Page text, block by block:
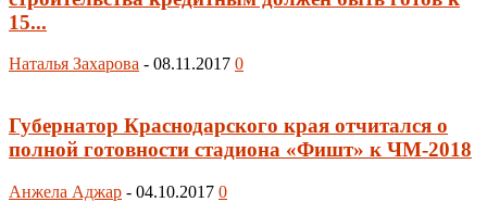
15...
Наталья Захарова - 08.11.2017 0
Губернатор Краснодарского края отчитался о
полной готовности стадиона «Фишт» к ЧМ-2018
Анжела Аджар - 04.10.2017 0